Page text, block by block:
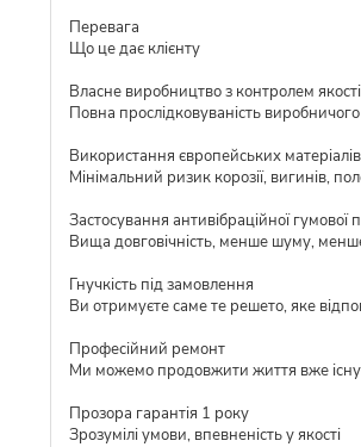
Перевага
Що це дає клієнту
Власне виробництво з контролем якості
Повна прослідковуваність
Використання європейських матеріалів
Мінімальний ризик корозії, вигинів,
Застосування антивібраційної гумової
Вища довговічність, менше шуму,
Гнучкість під замовлення
Ви отримуєте саме те решето, яке
Професійний ремонт
Ми можемо продовжити життя вже
Прозора гарантія 1 року
Зрозумілі умови, впевненість у якості